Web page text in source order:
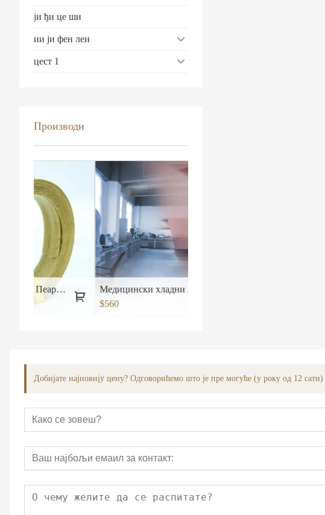
ји ђи це ши
ии ји фен леи
цест 1
Производи
Медицински хладни ласерски ниво опреме Машина за терапију бр.2
$560
Добијате најновију цену? Одговорићемо што је пре могуће (у року од 12 сати)